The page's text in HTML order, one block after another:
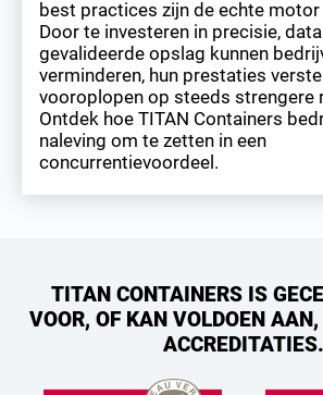
best practices zijn de echte motor
Door te investeren in precisie,
gevalideerde opslag kunnen
verminderen, hun prestaties
vooroplopen op steeds strengere
Ontdek hoe TITAN Containers
naleving om te zetten in een
concurrentievoordeel.
TITAN CONTAINERS IS
VOOR, OF KAN VOLDOEN AAN,
ACCREDITATIES.